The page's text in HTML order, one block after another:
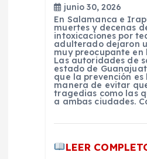
junio 30, 2026
En Salamanca e
muertes y decenas
intoxicaciones por
adulterado dejaron
muy preocupante en
Las autoridades de
estado de
que la prevención es
manera de evitar
tragedias como las
a ambas ciudades.
LEER